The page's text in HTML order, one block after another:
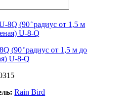
(90 ̊ радиус от 1,5 м до
U-8-Q
Rain Bird